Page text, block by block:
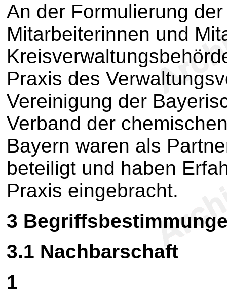
An der Formulierung
Mitarbeiterinnen und
Praxis des
Vereinigung der
Verband der
Bayern waren als
beteiligt und haben
Praxis eingebracht.
3
3.1 Nachbarschaft
1